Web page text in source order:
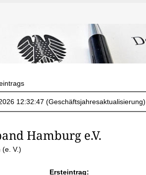
Hamburg e.V.
(e. V.)
Ersteintrag: